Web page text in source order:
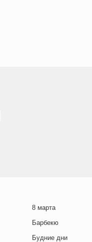
8 марта
Барбекю
Будние дни